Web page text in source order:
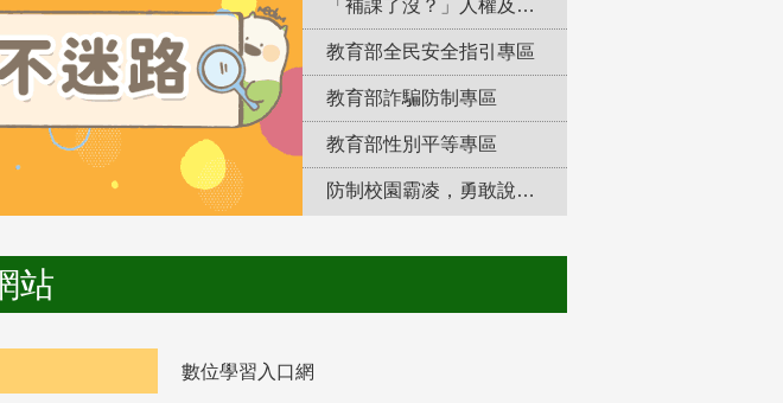
「補課了沒？」人權及轉型正義教育專區
教育部全民安全指引專區
教育部詐騙防制專區
教育部性別平等專區
防制校園霸凌，勇敢說出來！
站
數位學習入口網